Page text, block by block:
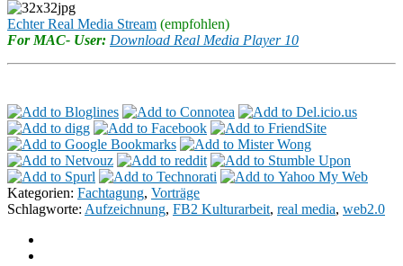
Echter Real Media Stream (empfohlen)
For MAC- User: Download Real Media Player 10
Kategorien: Fachtagung, Vorträge
Schlagworte: Aufzeichnung, FB2 Kulturarbeit, real media, web2.0